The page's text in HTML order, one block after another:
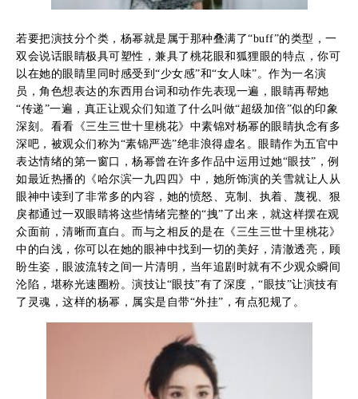
若要把演技分个类，杨幂就是属于那种叠满了“buff”的类型，一
双会说话眼睛极具可塑性，兼具了桃花眼和狐狸眼的特点，你可
以在她的眼睛里同时感受到“少女感”和“女人味”。作为一名演
员，角色想表达的东西用台词和动作先表现一遍，眼睛再帮她
“传递”一遍，真正让观众们知道了什么叫做“超级加倍”似的印象
深刻。看看《三生三世十里桃花》中素锦对杨幂的眼睛执念有多
深吧，被观众们称为“素锦严选”绝非浪得虚名。眼睛作为五官中
表达情绪的第一窗口，杨幂曾在许多作品中运用过她“眼技”，例
如最近热播的《哈尔滨一九四四》中，她所饰演的关雪就让人从
眼神中读到了非常多的内容，她的愤怒、克制、执着、蔑视、狠
戾都通过一双眼睛将这些情绪完整的“拽”了出来，就这样摆在观
众面前，清晰而直白。而与之相反的是在《三生三世十里桃花》
中的白浅，你可以在她的眼神中找到一切的美好，清澈透亮，顾
盼生姿，眼波流转之间一片清明，当年追剧时就有不少观众瞬间
沦陷，堪称光速圈粉。演技让“眼技”有了深度，“眼技”让演技有
了灵魂，这样的杨幂，属实是自带“外挂”，有点犯规了。